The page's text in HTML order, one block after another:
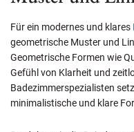
Für ein modernes und klares
geometrische Muster und
Geometrische Formen wie
Gefühl von Klarheit und
Badezimmerspezialisten
minimalistische und klare